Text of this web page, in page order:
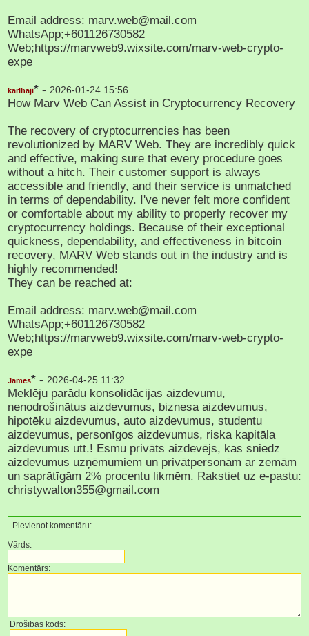
Email address: marv.web@mail.com
WhatsApp;+601126730582
Web;https://marvweb9.wixsite.com/marv-web-crypto-
expe
karlhaji* - 2026-01-24 15:56
How Marv Web Can Assist in Cryptocurrency Recovery
The recovery of cryptocurrencies has been
revolutionized by MARV Web. They are incredibly quick
and effective, making sure that every procedure goes
without a hitch. Their customer support is always
accessible and friendly, and their service is unmatched
in terms of dependability. I've never felt more confident
or comfortable about my ability to properly recover my
cryptocurrency holdings. Because of their exceptional
quickness, dependability, and effectiveness in bitcoin
recovery, MARV Web stands out in the industry and is
highly recommended!
They can be reached at:
Email address: marv.web@mail.com
WhatsApp;+601126730582
Web;https://marvweb9.wixsite.com/marv-web-crypto-
expe
James* - 2026-04-25 11:32
Meklēju parādu konsolidācijas aizdevumu,
nenodrošinātus aizdevumus, biznesa aizdevumus,
hipotēku aizdevumus, auto aizdevumus, studentu
aizdevumus, personīgos aizdevumus, riska kapitāla
aizdevumus utt.! Esmu privāts aizdevējs, kas sniedz
aizdevumus uzņēmumiem un privātpersonām ar zemām
un saprātīgām 2% procentu likmēm. Rakstiet uz e-pastu:
christywalton355@gmail.com
- Pievienot komentāru:
Vārds:
Komentārs:
Drošības kods: